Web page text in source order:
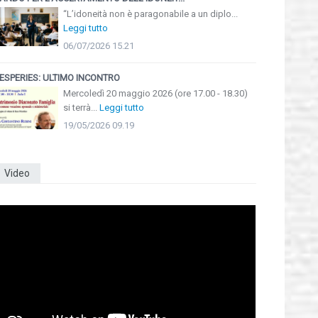
“L’idoneità non è paragonabile a un diplo...
Leggi tutto
06/07/2026 15.21
ULTIMO INCONTRO
Mercoledì 20 maggio 2026 (ore 17.00 - 18.30)
si terrà... Leggi tutto
19/05/2026 09.19
Video